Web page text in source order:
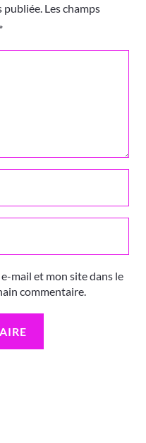
publiée. Les champs
*
mail et mon site dans le
commentaire.